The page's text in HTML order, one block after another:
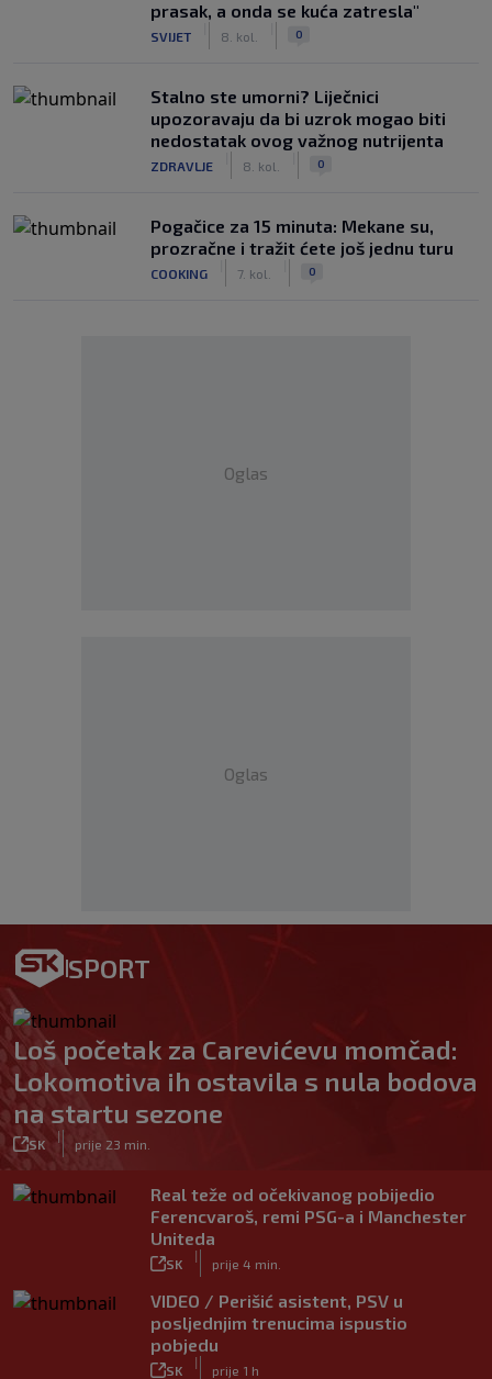
prasak, a onda se kuća zatresla"
SVIJET 8. kol. 0
Stalno ste umorni? Liječnici
upozoravaju da bi uzrok mogao biti
nedostatak ovog važnog nutrijenta
ZDRAVLJE 8. kol. 0
Pogačice za 15 minuta: Mekane su,
prozračne i tražit ćete još jednu turu
COOKING 7. kol. 0
Oglas
Oglas
SPORT
Loš početak za Carevićevu momčad:
Lokomotiva ih ostavila s nula bodova
na startu sezone
SK
|
prije 23 min.
Real teže od očekivanog pobijedio
Ferencvaroš, remi PSG-a i Manchester
Uniteda
SK
|
prije 4 min.
VIDEO / Perišić asistent, PSV u
posljednjim trenucima ispustio
pobjedu
SK
|
prije 1 h